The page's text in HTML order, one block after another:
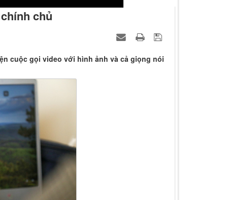
chủ
cuộc gọi video với hình ảnh và cả giọng nói